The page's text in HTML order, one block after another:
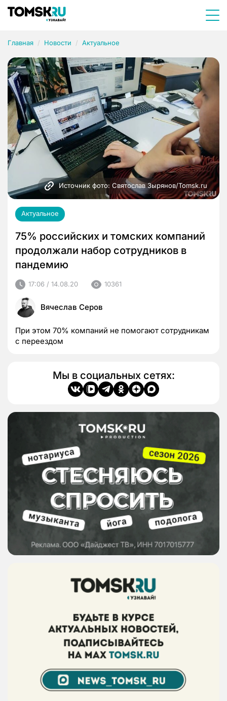
Главная Новости Актуальное
Источник фото: Святослав Зырянов/Tomsk.ru
Актуальное
75% российских и томских компаний
продолжали набор сотрудников в
пандемию
17:06 / 14.08.20 10361
Вячеслав Серов
При этом 70% компаний не помогают сотрудникам
с переездом
Мы в социальных сетях: